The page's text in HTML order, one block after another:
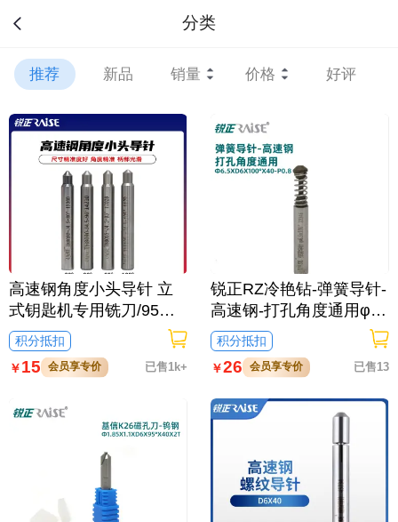
分类
推荐 新品 销量 价格 好评
高速钢角度小头导针 立
式钥匙机专用铣刀/95度
导针
积分抵扣
￥15 会员享专价 已售1k+
锐正RZ冷艳钻-弹簧导针-
高速钢-打孔角度通用φ6.
5xD6x100°x40-P0.8
积分抵扣
￥26 会员享专价 已售13